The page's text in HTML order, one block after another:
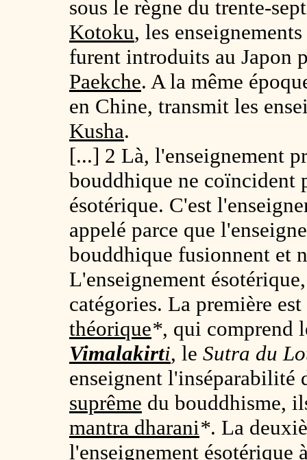
sous le règne du trente-
Kotoku, les
furent introduits au Japon
Paekche. A la même
en Chine, transmit les
Kusha.
[...] 2 Là, l'enseignement
bouddhique ne coïncident
ésotérique. C'est
appelé parce que
bouddhique fusionnent et
L'enseignement
catégories. La première
théorique*, qui comprend
Vimalakirti, le Sutra du
enseignent l'inséparabilité
suprême du bouddhisme,
mantra dharani*. La
l'enseignement ésotérique